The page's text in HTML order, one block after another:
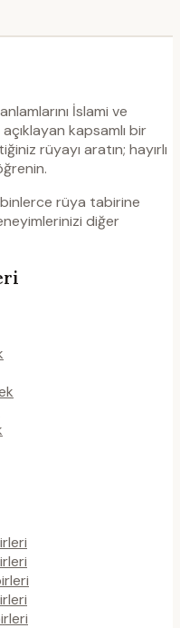
İslami ve
kapsamlı bir
rüyayı aratın; hayırlı
rüya tabirine
diğer